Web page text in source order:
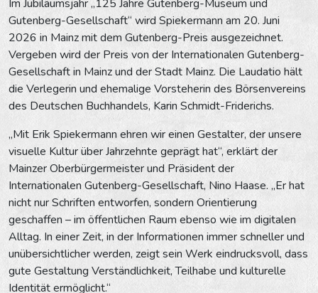
Im Jubiläumsjahr „125 Jahre Gutenberg-Museum und
Gutenberg-Gesellschaft“ wird Spiekermann am 20. Juni
2026 in Mainz mit dem Gutenberg-Preis ausgezeichnet.
Vergeben wird der Preis von der Internationalen Gutenberg-
Gesellschaft in Mainz und der Stadt Mainz. Die Laudatio hält
die Verlegerin und ehemalige Vorsteherin des Börsenvereins
des Deutschen Buchhandels, Karin Schmidt-Friderichs.
„Mit Erik Spiekermann ehren wir einen Gestalter, der unsere
visuelle Kultur über Jahrzehnte geprägt hat“, erklärt der
Mainzer Oberbürgermeister und Präsident der
Internationalen Gutenberg-Gesellschaft, Nino Haase. „Er hat
nicht nur Schriften entworfen, sondern Orientierung
geschaffen – im öffentlichen Raum ebenso wie im digitalen
Alltag. In einer Zeit, in der Informationen immer schneller und
unübersichtlicher werden, zeigt sein Werk eindrucksvoll, dass
gute Gestaltung Verständlichkeit, Teilhabe und kulturelle
Identität ermöglicht.“